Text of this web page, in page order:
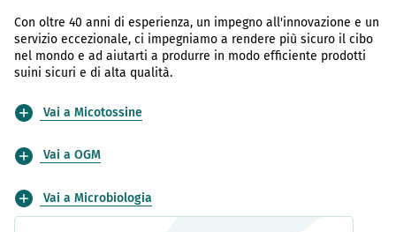
Con oltre 40 anni di esperienza, un impegno all'innovazione e un
servizio eccezionale, ci impegniamo a rendere più sicuro il cibo
nel mondo e ad aiutarti a produrre in modo efficiente prodotti
suini sicuri e di alta qualità.
Vai a Micotossine
Vai a OGM
Vai a Microbiologia